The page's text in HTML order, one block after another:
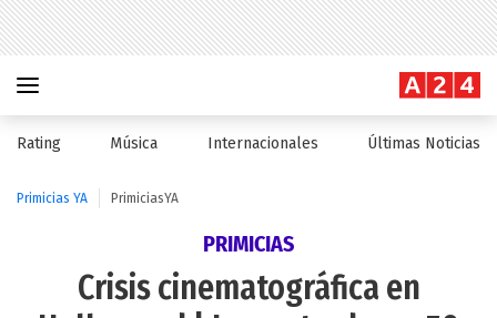
Rating Música Internacionales Últimas Noticias
Primicias YA PrimiciasYA
PRIMICIAS
Crisis cinematográfica en